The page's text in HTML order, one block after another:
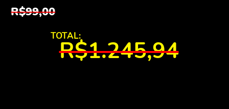
R$99,00
TOTAL:
R$1.245,94